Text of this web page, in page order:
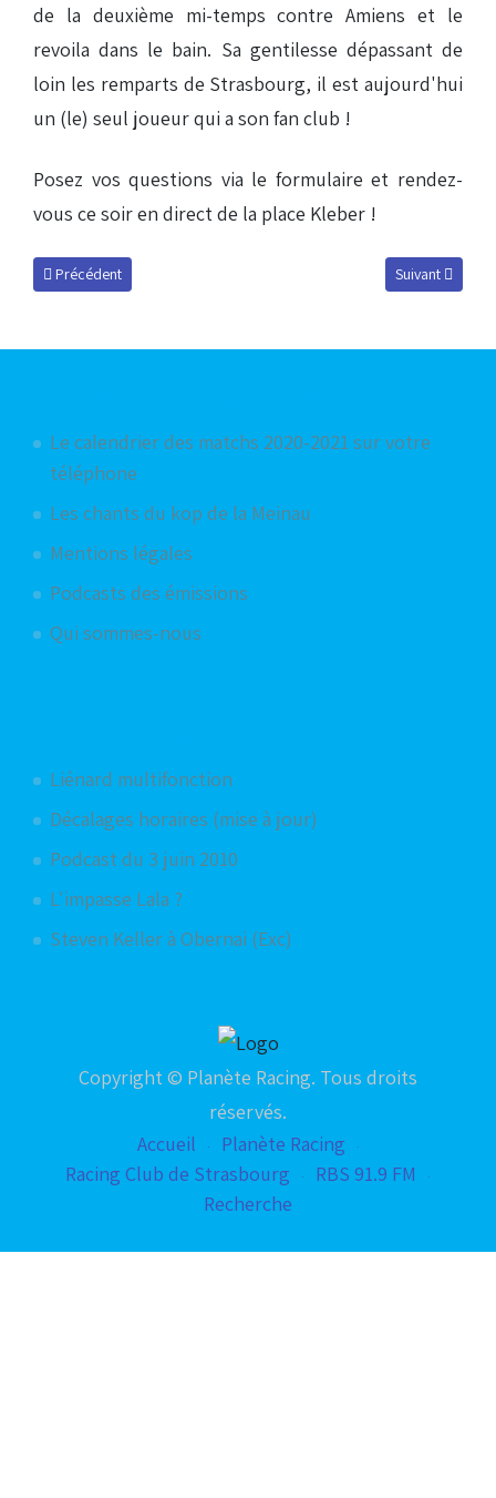
de la deuxième mi-temps contre Amiens et le
revoila dans le bain. Sa gentilesse dépassant de
loin les remparts de Strasbourg, il est aujourd'hui
un (le) seul joueur qui a son fan club !
Posez vos questions via le formulaire et rendez-
vous ce soir en direct de la place Kleber !
Article précédent : Podcast du 2 décembre 2010
Précédent Article suivant
Suivant
Le calendrier des matchs 2020-2021 sur votre
téléphone
Les chants du kop de la Meinau
Mentions légales
Podcasts des émissions
Qui sommes-nous
Liénard multifonction
Décalages horaires (mise à jour)
Podcast du 3 juin 2010
L'impasse Lala ?
Steven Keller à Obernai (Exc)
Copyright © Planète Racing. Tous droits
réservés.
Accueil
Planète Racing
Racing Club de Strasbourg
RBS 91.9 FM
Recherche